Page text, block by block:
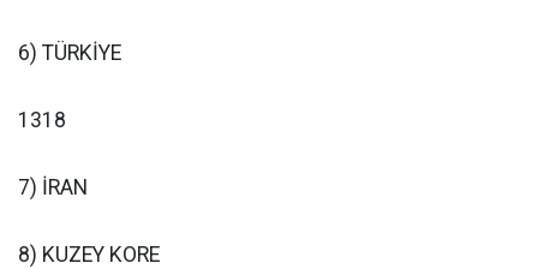
6) TÜRKİYE
1318
7) İRAN
8) KUZEY KORE